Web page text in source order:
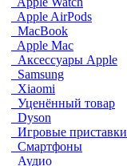
Apple AirPods
MacBook
Apple Mac
Аксессуары Apple
Samsung
Xiaomi
Уценённый товар
Dyson
Игровые приставки
Смартфоны
Аудио